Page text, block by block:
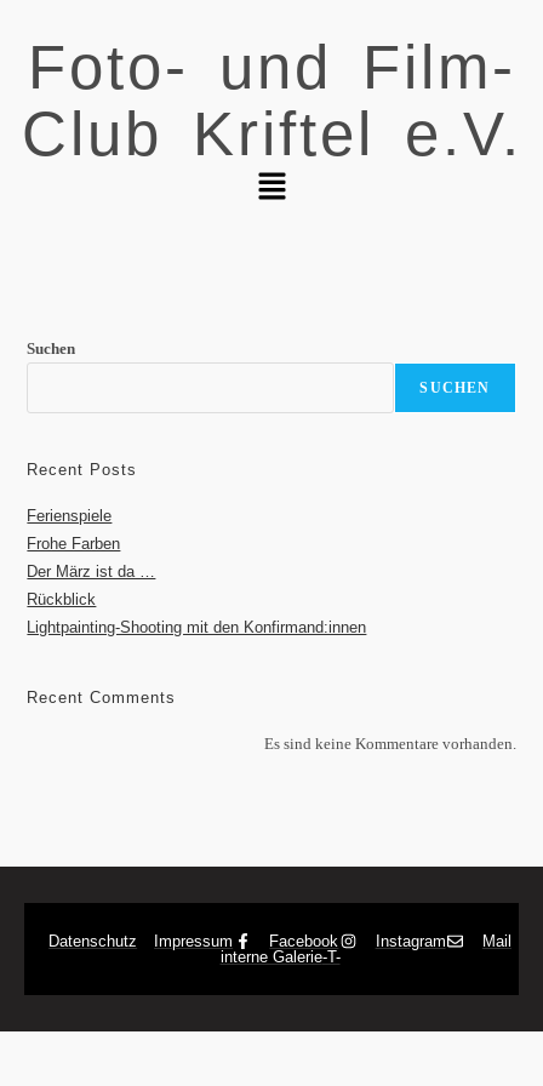
Foto- und Film-
Club Kriftel e.V.
Suchen
SUCHEN
Recent Posts
Ferienspiele
Frohe Farben
Der März ist da …
Rückblick
Lightpainting-Shooting mit den Konfirmand:innen
Recent Comments
Es sind keine Kommentare vorhanden.
Datenschutz Impressum Facebook Instagram
Mail
interne Galerie-T-